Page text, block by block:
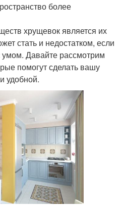
более
хрущевок является их
стать и недостатком, если
умом. Давайте рассмотрим
помогут сделать вашу
удобной.